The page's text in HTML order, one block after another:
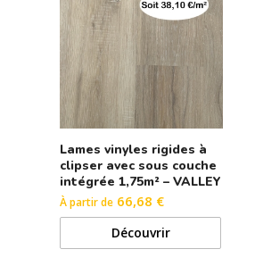
Lames vinyles rigides à
clipser avec sous couche
intégrée 1,75m² – VALLEY
À partir de 66,68 €
Découvrir